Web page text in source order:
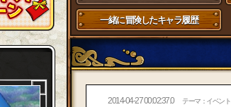
一緒に冒険したキャラ履歴
2014-04-27 00:02:37.0 テーマ：イベント